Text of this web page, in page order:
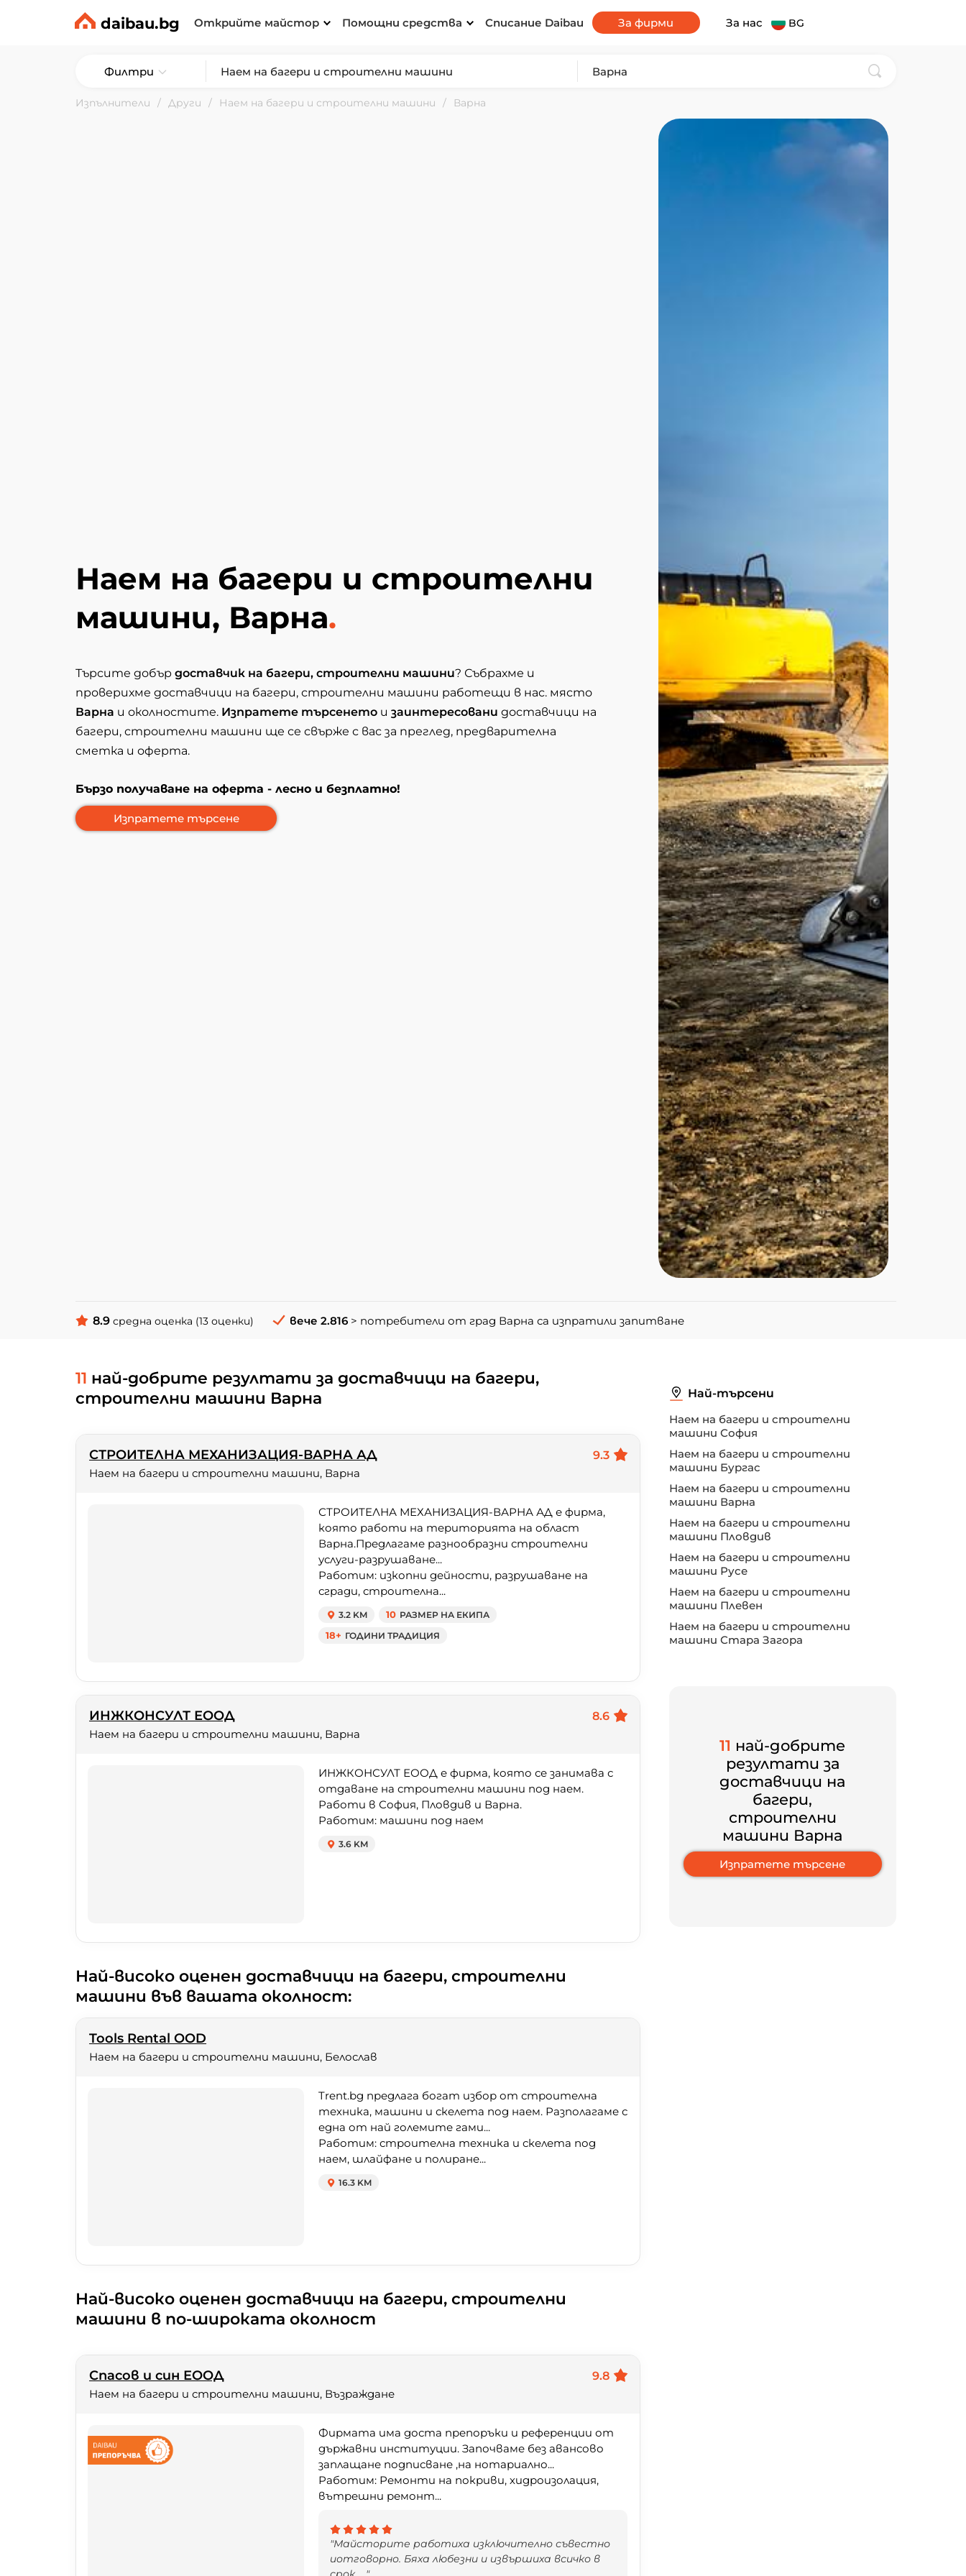
daibau.bg Открийте майстор Помощни средства Списание Daibau За фирми За нас BG
Филтри
Изпълнители Други Наем на багери и строителни машини Варна
Наем на багери и строителни
машини, Варна.
Търсите добърдоставчик на багери, строителни машини? Събрахме и
проверихме доставчици на багери, строителни машини работещи в нас. място
Варна и околностите. Изпратете търсенето изаинтересовани доставчици на
багери, строителни машини ще се свърже с вас за преглед, предварителна
сметка и оферта.
Бързо получаване на оферта - лесно и безплатно!
8.9 средна оценка (13 оценки) вече 2.816 > потребители от град Варна са изпратили запитване
11 най-добрите резултати за доставчици на багери,
строителни машини Варна
СТРОИТЕЛНА МЕХАНИЗАЦИЯ-ВАРНА АД
9.3
Наем на багери и строителни машини, Варна
СТРОИТЕЛНА МЕХАНИЗАЦИЯ-ВАРНА АД е фирма,
която работи на територията на област
Варна.Предлагаме разнообразни строителни
услуги-разрушаване...
Работим: изкопни дейности, разрушаване на
сгради, строителна...
3.2 KM 10 РАЗМЕР НА ЕКИПА
18+ ГОДИНИ ТРАДИЦИЯ
ИНЖКОНСУЛТ ЕООД
8.6
Наем на багери и строителни машини, Варна
ИНЖКОНСУЛТ ЕООД е фирма, която се занимава с
отдаване на строителни машини под наем.
Работи в София, Пловдив и Варна.
Работим: машини под наем
3.6 KM
Най-високо оценен доставчици на багери, строителни
машини във вашата околност:
Tools Rental OOD
Наем на багери и строителни машини, Белослав
Trent.bg предлага богат избор от строителна
техника, машини и скелета под наем. Разполагаме с
една от най големите гами...
Работим: строителна техника и скелета под
наем, шлайфане и полиране...
16.3 KM
Най-високо оценен доставчици на багери, строителни
машини в по-широката околност
Спасов и син ЕООД
9.8
Наем на багери и строителни машини, Възраждане
Фирмата има доста препоръки и референции от
държавни институции. Започваме без авансово
заплащане подписване ,на нотариално...
Работим: Ремонти на покриви, хидроизолация,
вътрешни ремонт...
"Майсторите работиха изключително съвестно
иотговорно. Бяха любезни и извършиха всичко в
Най-търсени
Наем на багери и строителни
машини София
Наем на багери и строителни
машини Бургас
Наем на багери и строителни
машини Варна
Наем на багери и строителни
машини Пловдив
Наем на багери и строителни
машини Русе
Наем на багери и строителни
машини Плевен
Наем на багери и строителни
машини Стара Загора
11 най-добрите
резултати за
доставчици на
багери,
строителни
машини Варна